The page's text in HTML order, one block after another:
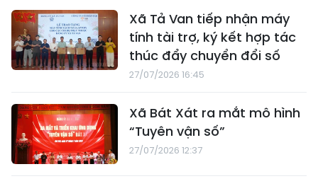
Xã Tả Van tiếp nhận máy
tính tài trợ, ký kết hợp tác
thúc đẩy chuyển đổi số
27/07/2026 16:45
Xã Bát Xát ra mắt mô hình
“Tuyên vận số”
27/07/2026 12:37